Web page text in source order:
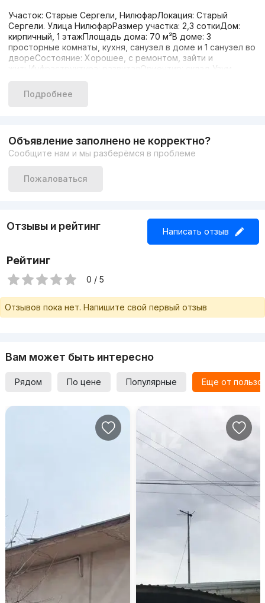
Участок: Старые Сергели, НилюфарЛокация: Старый
Сергели. Улица НилюфарРазмер участка: 2,3 соткиДом:
кирпичный, 1 этажПлощадь дома: 70 м²В доме: 3
просторные комнаты, кухня, санузел в доме и 1 санузел во
двореСостояние: Хорошее, с ремонтом, зайти и
житьИнфраструктура: развитаяОриентир: склад Узум
Гульнара+998908212112+998712519279
Подробнее
Объявление заполнено не корректно?
Сообщите нам и мы разберёмся в проблеме
Пожаловаться
Отзывы и рейтинг Написать отзыв
Рейтинг
0 / 5
Отзывов пока нет. Напишите свой первый отзыв
Вам может быть интересно
Рядом По цене Популярные Еще от